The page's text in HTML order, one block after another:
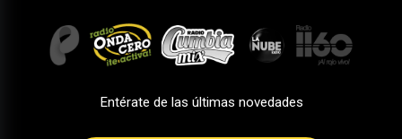
Entérate de las últimas novedades